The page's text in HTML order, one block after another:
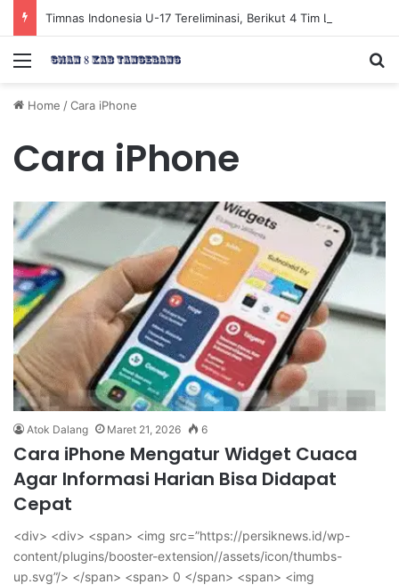
Menu
Home /Cara iPhone
Cara iPhone
Atok Dalang Maret 21, 2026 6
Cara iPhone Mengatur Widget Cuaca
Agar Informasi Harian Bisa Didapat
Cepat
<div> <div> <span> <img src=”https://persiknews.id/wp-
content/plugins/booster-extension//assets/icon/thumbs-
up.svg”/> </span> <span> 0 </span> <span> <img